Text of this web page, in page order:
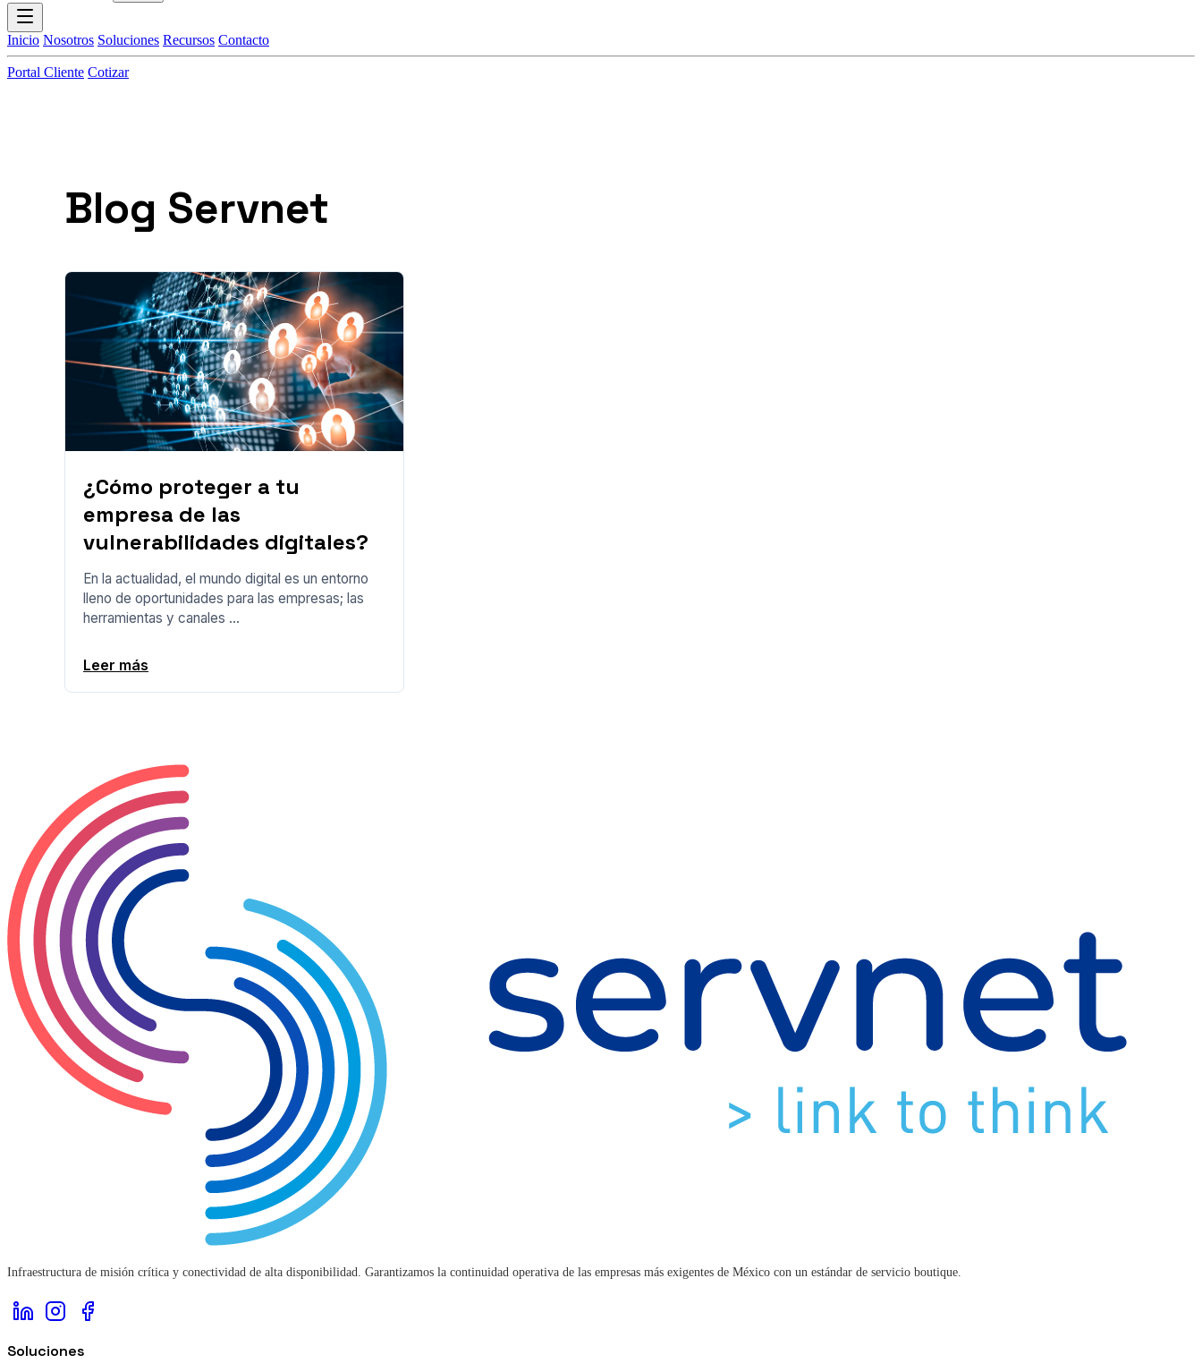
Inicio Nosotros Soluciones Recursos Contacto
Portal Cliente Cotizar
Blog Servnet
¿Cómo proteger a tu
empresa de las
vulnerabilidades digitales?
En la actualidad, el mundo digital es un entorno
lleno de oportunidades para las empresas; las
herramientas y canales ...
Leer más
Infraestructura de misión crítica y conectividad de alta disponibilidad. Garantizamos la continuidad operativa de las empresas más exigentes de México con un estándar de servicio boutique.
Soluciones